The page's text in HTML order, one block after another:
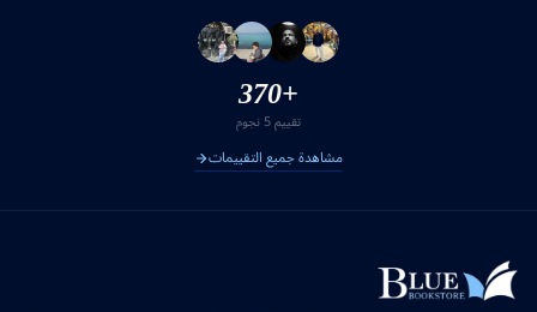
+370
تقييم 5 نجوم
مشاهدة جميع التقييمات